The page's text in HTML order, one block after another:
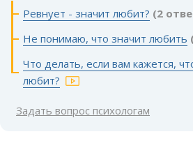
Ревнует - значит любит? (2
Не понимаю, что значит любить
Что делать, если вам кажется,
любит?
Задать вопрос психологам